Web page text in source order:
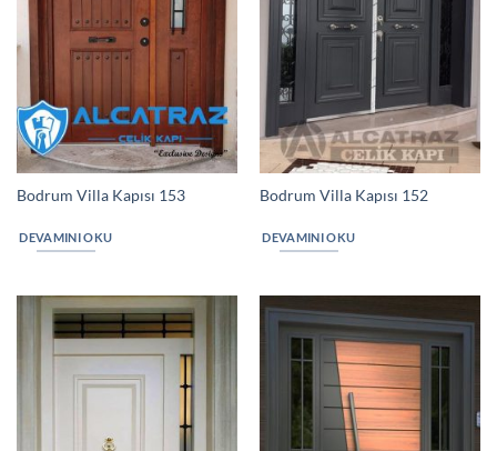
Bodrum Villa Kapısı 153
DEVAMINI OKU
Bodrum Villa Kapısı 152
DEVAMINI OKU